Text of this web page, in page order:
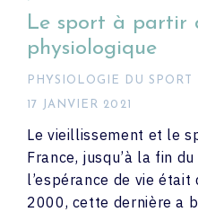
Le sport à partir
physiologique
PHYSIOLOGIE DU SPORT
17 JANVIER 2021
Le vieillissement et le
France, jusqu’à la fin
l’espérance de vie
2000, cette dernière a